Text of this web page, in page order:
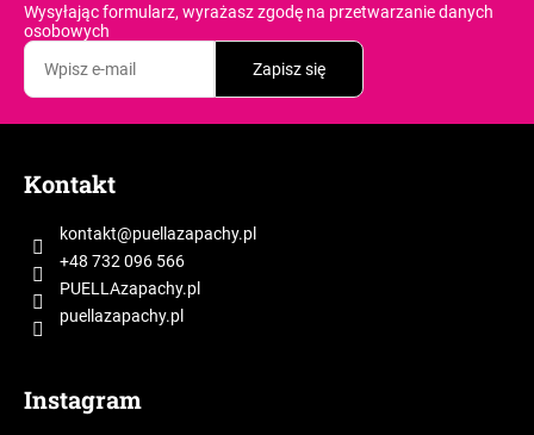
i
l
i
s
t
Wysyłając formularz, wyrażasz zgodę na przetwarzanie danych
osobowych
Zapisz się
Kontakt
kontakt@puellazapachy.pl
+48 732 096 566
PUELLAzapachy.pl
puellazapachy.pl
Instagram